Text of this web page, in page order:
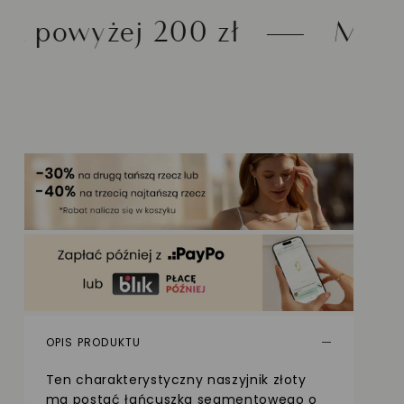
zł Możliwość
OPIS PRODUKTU
Ten charakterystyczny naszyjnik złoty
ma postać łańcuszka segmentowego o